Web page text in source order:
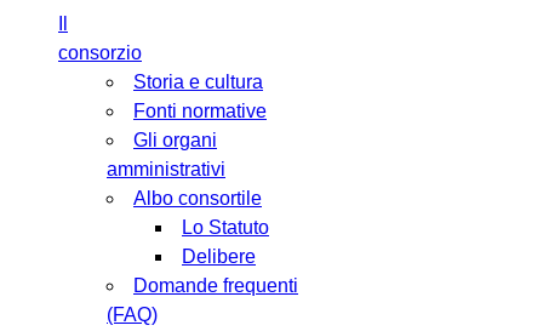
consorzio
Storia e cultura
Fonti normative
Gli organi
amministrativi
Albo consortile
Lo Statuto
Delibere
Domande frequenti
(FAQ)